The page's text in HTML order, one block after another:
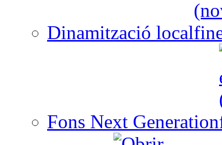
Dinamització local
Fons Next Generation